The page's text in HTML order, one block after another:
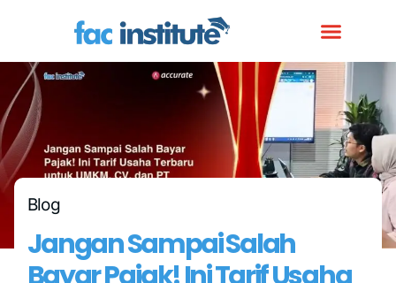
Blog
Jangan Sampai Salah
Bayar Pajak! Ini Tarif Usaha